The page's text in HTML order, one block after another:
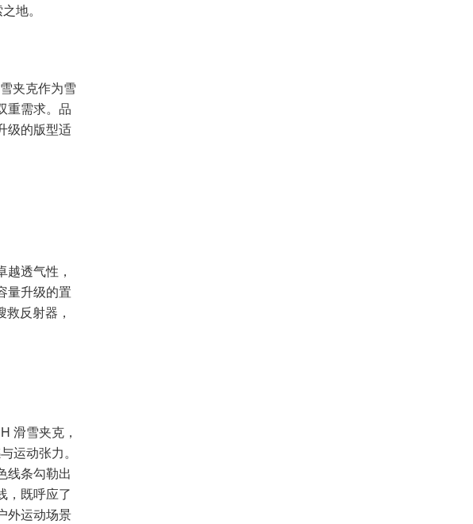
地。
夹克作为雪
重需求。品
级的版型适
透气性，
量升级的置
反射器，
滑雪夹克，
运动张力。
线条勾勒出
，既呼应了
外运动场景